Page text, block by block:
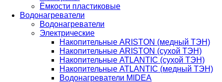
Ёмкости пластиковые
Водонагреватели
Водонагреватели
Электрические
Накопительные ARISTON (медный ТЭН)
Накопительные ARISTON (сухой ТЭН)
Накопительные ATLANTIC (сухой ТЭН)
Накопительные ATLANTIC (медный ТЭН)
Водонагреватели MIDEA